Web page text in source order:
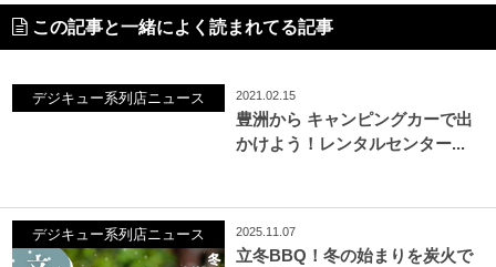
この記事と一緒によく読まれてる記事
デジキュー系列店ニュース 2021.02.15
豊洲から キャンピングカーで出
かけよう！レンタルセンター...
デジキュー系列店ニュース 2025.11.07
立冬BBQ！冬の始まりを炭火で